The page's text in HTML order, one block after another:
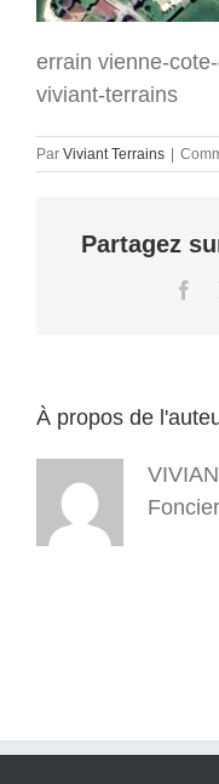
errain vienne-
viviant-terrains
Par Viviant Terrains
Partagez
À propos de
Foncier